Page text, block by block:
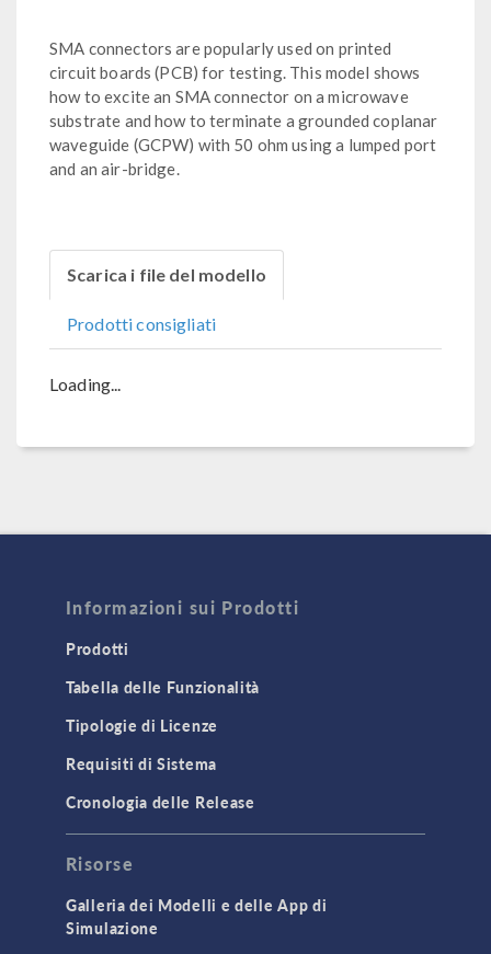
SMA connectors are popularly used on printed
circuit boards (PCB) for testing. This model shows
how to excite an SMA connector on a microwave
substrate and how to terminate a grounded coplanar
waveguide (GCPW) with 50 ohm using a lumped port
and an air-bridge.
Scarica i file del modello
Prodotti consigliati
Loading...
Informazioni sui Prodotti
Prodotti
Tabella delle Funzionalità
Tipologie di Licenze
Requisiti di Sistema
Cronologia delle Release
Risorse
Galleria dei Modelli e delle App di
Simulazione